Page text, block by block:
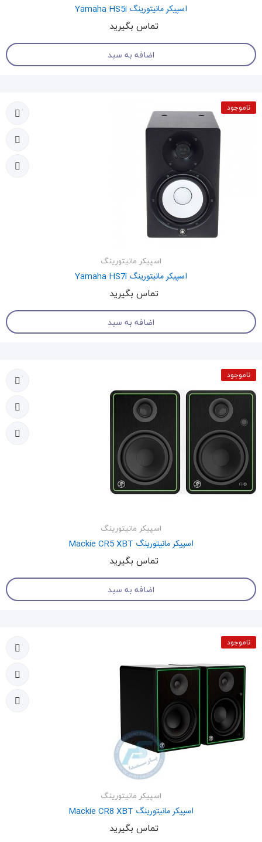
اسپیکر مانیتورینگ Yamaha HS5i
تماس بگیرید
اضافه به سبد
ناموجود
اسپیکر مانیتورینگ
اسپیکر مانیتورینگ Yamaha HS7i
تماس بگیرید
اضافه به سبد
ناموجود
اسپیکر مانیتورینگ
اسپیکر مانیتورینگ Mackie CR5 XBT
تماس بگیرید
اضافه به سبد
ناموجود
اسپیکر مانیتورینگ
اسپیکر مانیتورینگ Mackie CR8 XBT
تماس بگیرید